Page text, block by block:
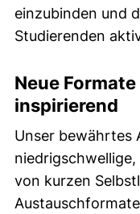
einzubinden und
Studierenden
Neue
inspirierend
Unser bewährtes
niedrigschwellige,
von kurzen